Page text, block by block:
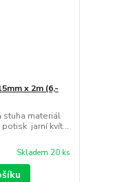
x 2m (6,-
stuha materiál
jarní kvít...
Skladem 20 ks